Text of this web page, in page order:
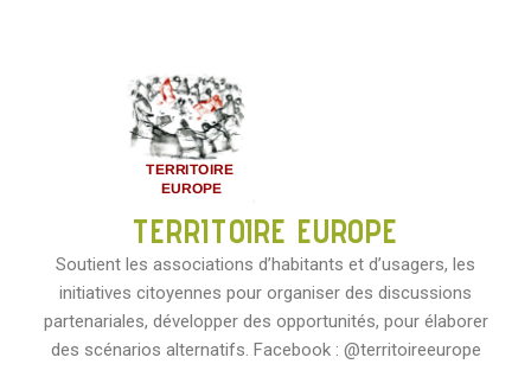
TERRITOIRE EUROPE
Soutient les associations d’habitants et d’usagers, les
initiatives citoyennes pour organiser des discussions
partenariales, développer des opportunités, pour élaborer
des scénarios alternatifs. Facebook : @territoireeurope